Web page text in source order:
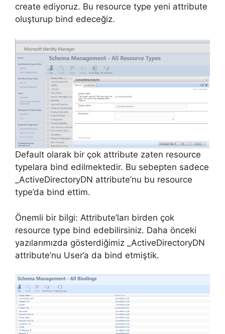
create ediyoruz. Bu resource type yeni attribute
oluşturup bind edeceğiz.
Default olarak bir çok attribute zaten resource
typelara bind edilmektedir. Bu sebepten sadece
_ActiveDirectoryDN attribute’nu bu resource
type’da bind ettim.
Önemli bir bilgi: Attribute’ları birden çok
resource type bind edebilirsiniz. Daha önceki
yazılarımızda gösterdiğimiz _ActiveDirectoryDN
attribute’nu User’a da bind etmiştik.